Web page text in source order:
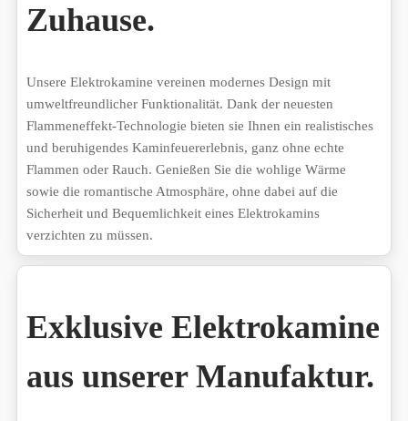
Zuhause.
Unsere Elektrokamine vereinen modernes Design mit
umweltfreundlicher Funktionalität. Dank der neuesten
Flammeneffekt-Technologie bieten sie Ihnen ein realistisches
und beruhigendes Kaminfeuererlebnis, ganz ohne echte
Flammen oder Rauch. Genießen Sie die wohlige Wärme
sowie die romantische Atmosphäre, ohne dabei auf die
Sicherheit und Bequemlichkeit eines Elektrokamins
verzichten zu müssen.
Exklusive Elektrokamine
aus unserer Manufaktur.